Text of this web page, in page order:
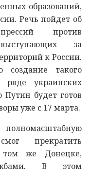
образований,
Речь пойдет об
против
за
к России.
создание такого
ряде украинских
Путин будет готов
уже с 17 марта.
прекратить
том же Донецке,
В этом